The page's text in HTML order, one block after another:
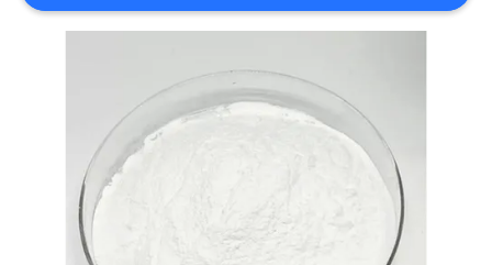
NOUVELLES
AFFAIRES
DEMANDEZ
UN DEVIS